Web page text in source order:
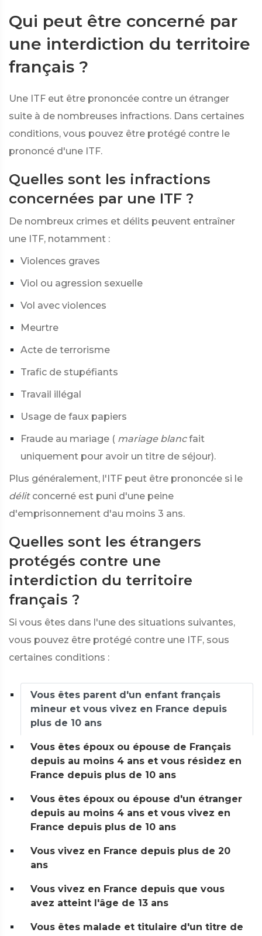
Qui peut être concerné par
une interdiction du territoire
français ?
Une ITF eut être prononcée contre un étranger
suite à de nombreuses infractions. Dans certaines
conditions, vous pouvez être protégé contre le
prononcé d'une ITF.
Quelles sont les infractions
concernées par une ITF ?
De nombreux crimes et délits peuvent entraîner
une ITF, notamment :
Violences graves
Viol ou agression sexuelle
Vol avec violences
Meurtre
Acte de terrorisme
Trafic de stupéfiants
Travail illégal
Usage de faux papiers
Fraude au mariage ( mariage blanc fait
uniquement pour avoir un titre de séjour).
Plus généralement, l'ITF peut être prononcée si le
délit concerné est puni d'une peine
d'emprisonnement d'au moins 3 ans.
Quelles sont les étrangers
protégés contre une
interdiction du territoire
français ?
Si vous êtes dans l'une des situations suivantes,
vous pouvez être protégé contre une ITF, sous
certaines conditions :
Vous êtes parent d'un enfant français
mineur et vous vivez en France depuis
plus de 10 ans
Vous êtes époux ou épouse de Français
depuis au moins 4 ans et vous résidez en
France depuis plus de 10 ans
Vous êtes époux ou épouse d'un étranger
depuis au moins 4 ans et vous vivez en
France depuis plus de 10 ans
Vous vivez en France depuis plus de 20
ans
Vous vivez en France depuis que vous
avez atteint l'âge de 13 ans
Vous êtes malade et titulaire d'un titre de